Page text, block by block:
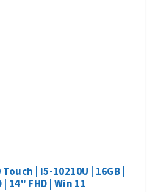
| i5-10210U | 16GB |
| 14" FHD | Win 11